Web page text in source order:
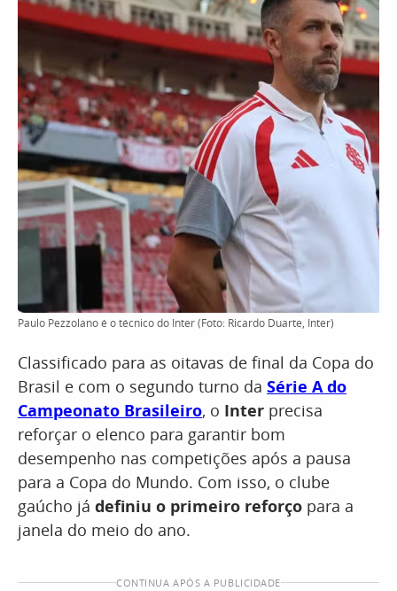
Paulo Pezzolano é o técnico do Inter (Foto: Ricardo Duarte, Inter)
Classificado para as oitavas de final da Copa do
Brasil e com o segundo turno da Série A do
Campeonato Brasileiro, o Inter precisa
reforçar o elenco para garantir bom
desempenho nas competições após a pausa
para a Copa do Mundo. Com isso, o clube
gaúcho já definiu o primeiro reforço para a
janela do meio do ano.
CONTINUA APÓS A PUBLICIDADE